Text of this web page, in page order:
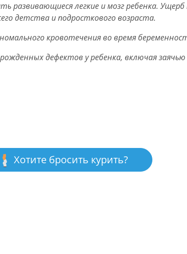
развивающиеся легкие и мозг ребенка.
детства и подросткового возраста.
кровотечения во время
дефектов у ребенка, включая заячью
Хотите бросить курить?